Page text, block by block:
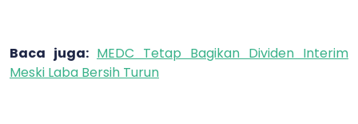
Baca juga: MEDC Tetap Bagikan Dividen Interim
Meski Laba Bersih Turun